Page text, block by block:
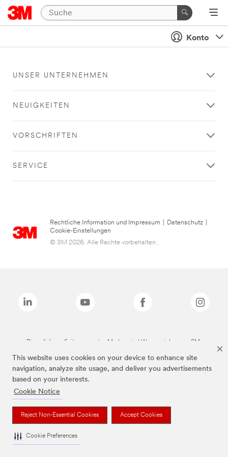
This website uses cookies on your device to enhance site
navigation, analyze site usage, and deliver you advertisements
based on your interests.
Cookie Notice
Reject Non-Essential Cookies Accept Cookies
Cookie Preferences
Konto
UNSER UNTERNEHMEN
NEUIGKEITEN
VORSCHRIFTEN
SERVICE
Rechtliche Information und Impressum Datenschutz
Cookie-Einstellungen
© 3M 2026. Alle Rechte vorbehalten..
Die auf dieser Seite genannten Marken sind Warenzeichen von 3M.